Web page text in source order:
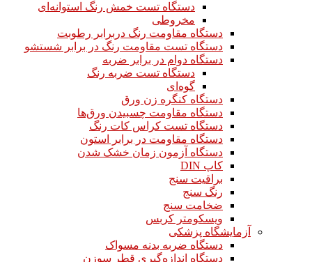
دستگاه تست خمش رنگ استوانه‌ای
مخروطی
دستگاه مقاومت رنگ دربرابر رطوبت
دستگاه تست مقاومت رنگ در برابر شستشو
دستگاه دوام در برابر ضربه
دستگاه تست ضربه رنگ
گوه‌ای
دستگاه کنگره زن ورق
دستگاه مقاومت چسبیدن ورق‌ها
دستگاه تست کراس کات رنگ
دستگاه مقاومت در برابر استون
دستگاه آزمون زمان خشک شدن
کاپ DIN
براقیت سنج
رنگ سنج
ضخامت سنج
ویسکومتر کربس
آزمایشگاه پزشکی
دستگاه ضربه بدنه مسواک
دستگاه اندازه‌گیری قطر سوزن